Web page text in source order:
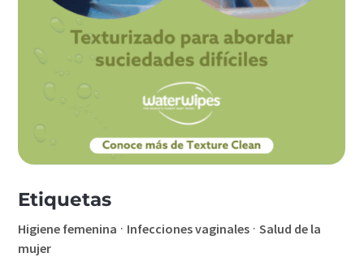
Etiquetas
Higiene femenina · Infecciones vaginales ·Salud de la
mujer